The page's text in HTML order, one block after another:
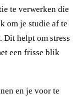
te verwerken die
om je studie af te
Dit helpt om stress
een frisse blik
en je voor te